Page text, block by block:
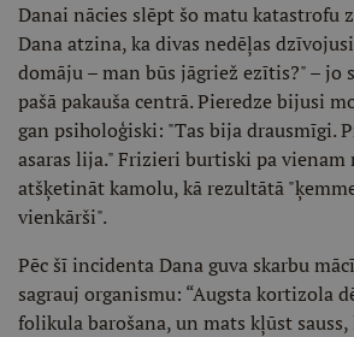
Danai nācies slēpt šo matu katastrofu
Dana atzina, ka divas nedēļas
domāju – man būs jāgriež ezītis?" – jo
pašā pakauša centrā. Pieredze bijusi
gan psiholoģiski: "Tas bija drausmīgi.
asaras lija." Frizieri burtiski pa vienam
atšķetināt kamolu, kā rezultātā
vienkārši".
Pēc šī incidenta Dana guva skarbu
sagrauj organismu: “Augsta kortizola
folikula barošana, un mats kļūst